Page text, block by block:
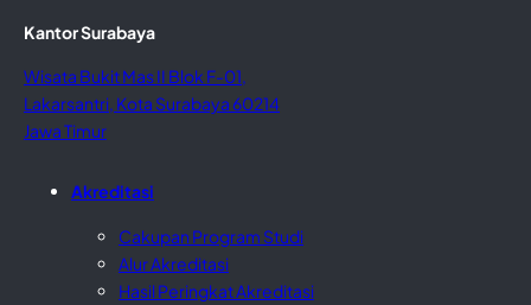
Kantor Surabaya
Wisata Bukit Mas II Blok F-01,
Lakarsantri, Kota Surabaya 60214
Jawa Timur
Akreditasi
Cakupan Program Studi
Alur Akreditasi
Hasil Peringkat Akreditasi